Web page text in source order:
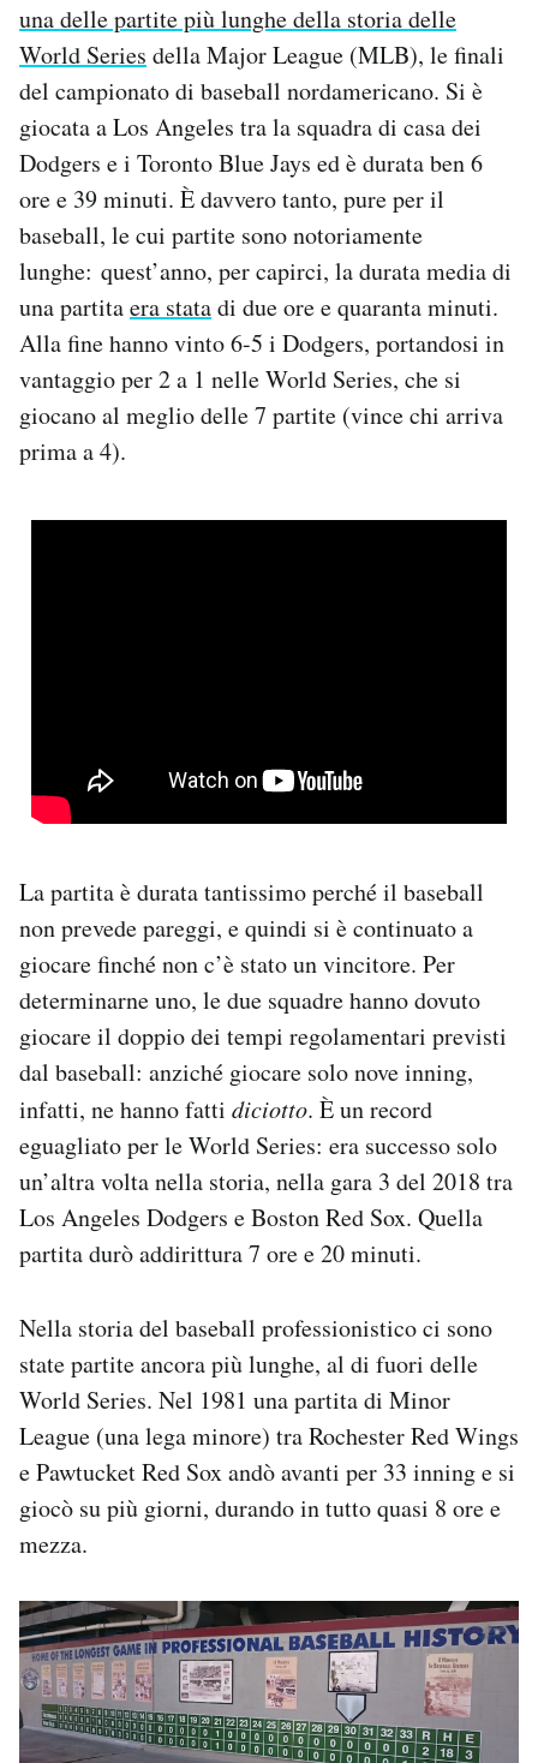
AREA PERSONALE
Area Personale
Newsletter
Notifiche mobile
Regala il Post
Hai bisogno di aiuto?
una delle partite più lunghe della storia delle
World Series della Major League (MLB), le finali
del campionato di baseball nordamericano. Si è
giocata a Los Angeles tra la squadra di casa dei
Dodgers e i Toronto Blue Jays ed è durata ben 6
ore e 39 minuti. È davvero tanto, pure per il
baseball, le cui partite sono notoriamente
lunghe: quest’anno, per capirci, la durata media di
una partitaera statadi due ore e quaranta minuti.
Alla fine hanno vinto 6-5 i Dodgers, portandosi in
vantaggio per 2 a 1 nelle World Series, che si
giocano al meglio delle 7 partite (vince chi arriva
prima a 4).
La partita è durata tantissimo perché il baseball
non prevede pareggi, e quindi si è continuato a
giocare finché non c’è stato un vincitore. Per
determinarne uno, le due squadre hanno dovuto
giocare il doppio dei tempi regolamentari previsti
dal baseball: anziché giocare solo nove inning,
infatti, ne hanno fatti diciotto. È un record
eguagliato per le World Series: era successo solo
un’altra volta nella storia, nella gara 3 del 2018 tra
Los Angeles Dodgers e Boston Red Sox. Quella
partita durò addirittura 7 ore e 20 minuti.
Nella storia del baseball professionistico ci sono
state partite ancora più lunghe, al di fuori delle
World Series. Nel 1981 una partita di Minor
League (una lega minore) tra Rochester Red Wings
e Pawtucket Red Sox andò avanti per 33 inning e si
giocò su più giorni, durando in tutto quasi 8 ore e
mezza.